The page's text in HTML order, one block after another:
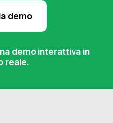
demo
demo interattiva in
reale.